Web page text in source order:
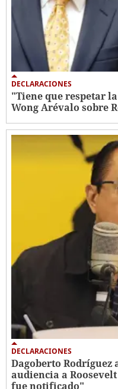
DECLARACIONES
"Tiene que respetar
Wong Arévalo sobre
DECLARACIONES
Dagoberto
audiencia a
fue notificado"